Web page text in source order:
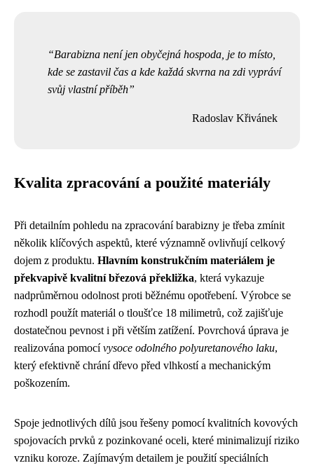
Barabizna není jen obyčejná hospoda, je to místo,
kde se zastavil čas a kde každá skvrna na zdi vypráví
svůj vlastní příběh
Radoslav Křivánek
Kvalita zpracování a použité materiály
Při detailním pohledu na zpracování barabizny je třeba zmínit
několik klíčových aspektů, které významně ovlivňují celkový
dojem z produktu. Hlavním konstrukčním materiálem je
překvapivě kvalitní březová překližka, která vykazuje
nadprůměrnou odolnost proti běžnému opotřebení. Výrobce se
rozhodl použít materiál o tloušťce 18 milimetrů, což zajišťuje
dostatečnou pevnost i při větším zatížení. Povrchová úprava je
realizována pomocívysoce odolného polyuretanového laku,
který efektivně chrání dřevo před vlhkostí a mechanickým
poškozením.
Spoje jednotlivých dílů jsou řešeny pomocí kvalitních kovových
spojovacích prvků z pozinkované oceli, které minimalizují riziko
vzniku koroze. Zajímavým detailem je použití speciálních